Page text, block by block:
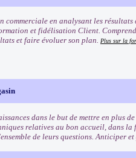
en analysant les résultats
et fidélisation Client.
et faire évoluer son plan. Plus sur la
dans le but de mettre en plus
relatives au bon accueil, dans
de leurs questions. Anticiper